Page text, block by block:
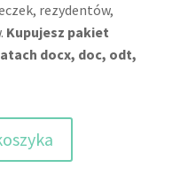
rezydentów,
Kupujesz pakiet
docx, doc, odt,